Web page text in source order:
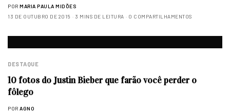
POR MARIA PAULA MIDÕES
13 DE OUTUBRO DE 2015
3 MINS DE LEITURA 0 COMPARTILHAMENTOS
DESTAQUE
10 fotos do Justin Bieber que farão você perder o
fôlego
POR AGNO